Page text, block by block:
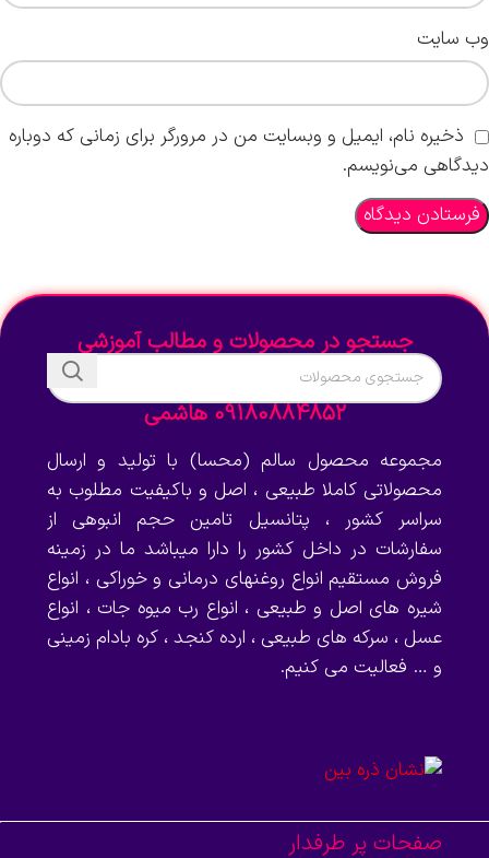
وب‌ سایت
ذخیره نام، ایمیل و وبسایت من در مرورگر برای زمانی که دوباره
دیدگاهی می‌نویسم.
جستجو در محصولات و مطالب آموزشی
09180884852 هاشمی
مجموعه محصول سالم (محسا) با تولید و ارسال
محصولاتی کاملا طبیعی ، اصل و باکیفیت مطلوب به
سراسر کشور ، پتانسیل تامین حجم انبوهی از
سفارشات در داخل کشور را دارا میباشد ما در زمینه
فروش مستقیم انواع روغنهای درمانی و خوراکی ، انواع
شیره های اصل و طبیعی ، انواع رب میوه جات ، انواع
عسل ، سرکه های طبیعی ، ارده کنجد ، کره بادام زمینی
و … فعالیت می کنیم.
صفحات پر طرفدار